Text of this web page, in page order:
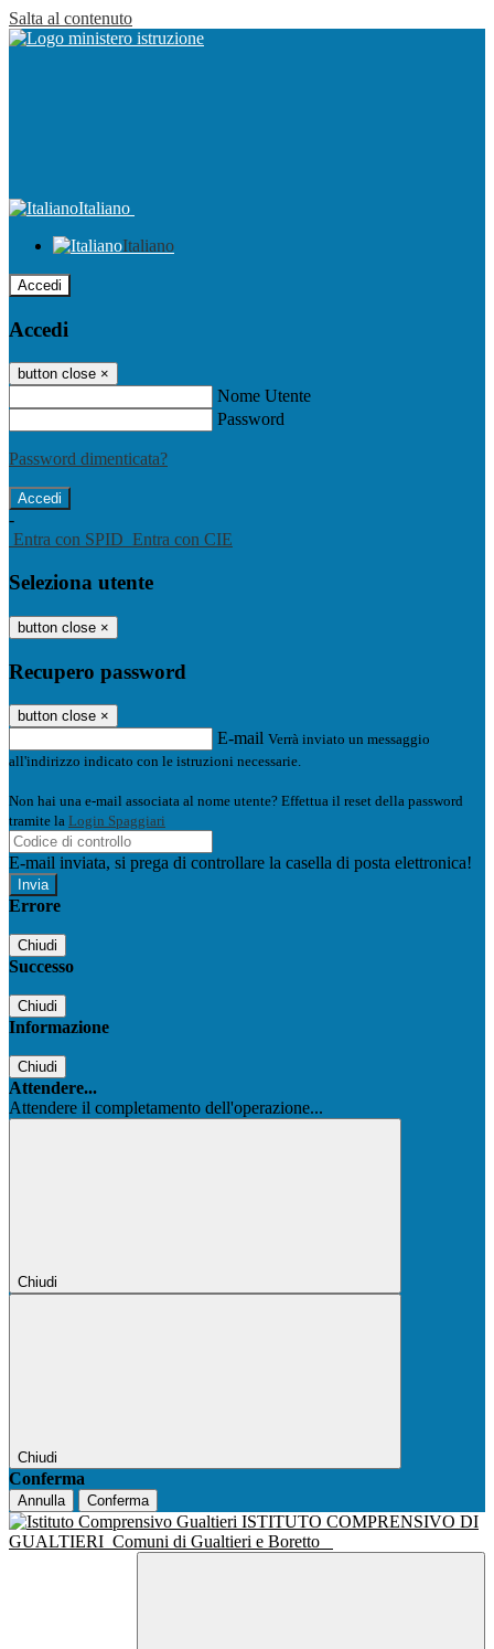
Salta al contenuto
Italiano
Italiano
Accedi
Accedi
button close ×
Nome Utente
Password
Password dimenticata?
-
Entra con SPID Entra con CIE
Seleziona utente
button close ×
Recupero password
button close ×
E-mail Verrà inviato un messaggio
all'indirizzo indicato con le istruzioni necessarie.
Non hai una e-mail associata al nome utente? Effettua il reset della password
tramite la Login Spaggiari
E-mail inviata, si prega di controllare la casella di posta elettronica!
Errore
Chiudi
Successo
Chiudi
Informazione
Chiudi
Attendere...
Attendere il completamento dell'operazione...
Chiudi
Chiudi
Conferma
Annulla Conferma
ISTITUTO COMPRENSIVO DI
GUALTIERI Comuni di Gualtieri e Boretto